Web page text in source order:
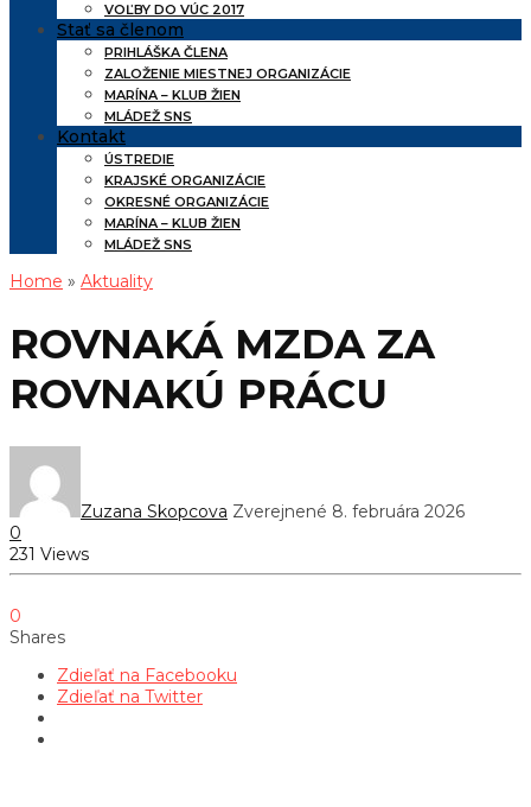
VOĽBY DO VÚC 2017
Stať sa členom
PRIHLÁŠKA ČLENA
ZALOŽENIE MIESTNEJ ORGANIZÁCIE
MARÍNA – KLUB ŽIEN
MLÁDEŽ SNS
Kontakt
ÚSTREDIE
KRAJSKÉ ORGANIZÁCIE
OKRESNÉ ORGANIZÁCIE
MARÍNA – KLUB ŽIEN
MLÁDEŽ SNS
Home » Aktuality
ROVNAKÁ MZDA ZA
ROVNAKÚ PRÁCU
Zuzana Skopcova Zverejnené 8. februára 2026
0
231 Views
0
Shares
Zdieľať na Facebooku
Zdieľať na Twitter